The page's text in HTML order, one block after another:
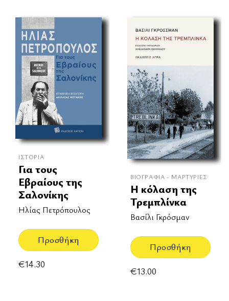
ΙΣΤΟΡΊΑ
Για τους
Εβραίους της
Σαλονίκης
Ηλίας Πετρόπουλος
Προσθήκη
€14.30
ΒΙΟΓΡΑΦΊΑ - ΜΑΡΤΥΡΊΕΣ
Η κόλαση της
Τρεμπλίνκα
Βασίλι Γκρόσμαν
Προσθήκη
€13.00